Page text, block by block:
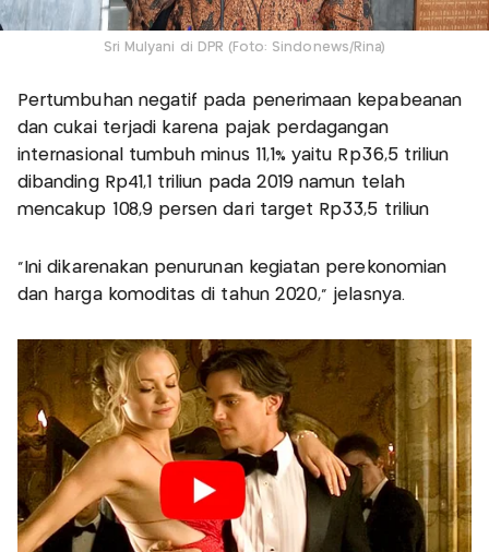
Sri Mulyani di DPR (Foto: Sindonews/Rina)
Pertumbuhan negatif pada penerimaan kepabeanan
dan cukai terjadi karena pajak perdagangan
internasional tumbuh minus 11,1% yaitu Rp36,5 triliun
dibanding Rp41,1 triliun pada 2019 namun telah
mencakup 108,9 persen dari target Rp33,5 triliun
"Ini dikarenakan penurunan kegiatan perekonomian
dan harga komoditas di tahun 2020," jelasnya.